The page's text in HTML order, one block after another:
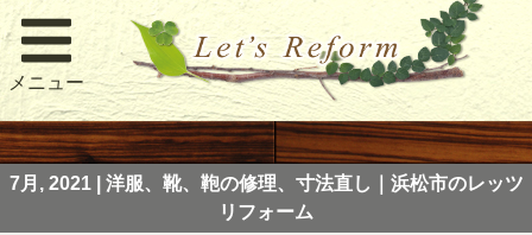
メニュー
7月, 2021 | 洋服、靴、鞄の修理、寸法直し｜浜松市のレッツ
リフォーム